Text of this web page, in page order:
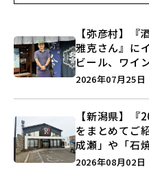
【弥彦村】『
雅克さん』に
ビール、ワイ
史”に迫る♪
2026年07月25日
【新潟県】『
をまとめてご
成瀬」や「石
営業に幕…。
2026年08月02日